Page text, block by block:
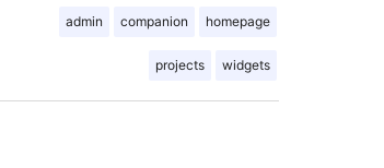
admin companion homepage
projects widgets